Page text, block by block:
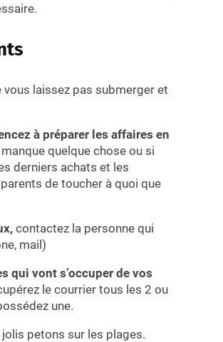
vous laissez pas submerger et
à préparer les affaires en
manque quelque chose ou si
derniers achats et les
de toucher à quoi que
contactez la personne qui
mail)
qui vont s’occuper de vos
le courrier tous les 2 ou
une.
petons sur les plages.